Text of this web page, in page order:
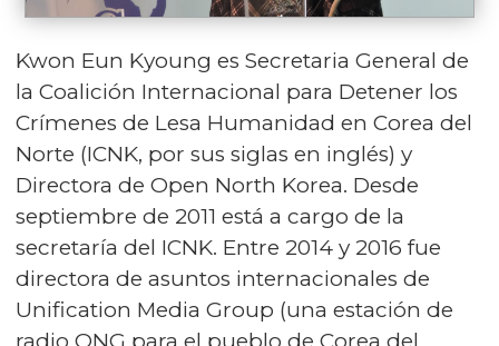
Kwon Eun Kyoung es Secretaria General de
la Coalición Internacional para Detener los
Crímenes de Lesa Humanidad en Corea del
Norte (ICNK, por sus siglas en inglés) y
Directora de Open North Korea. Desde
septiembre de 2011 está a cargo de la
secretaría del ICNK. Entre 2014 y 2016 fue
directora de asuntos internacionales de
Unification Media Group (una estación de